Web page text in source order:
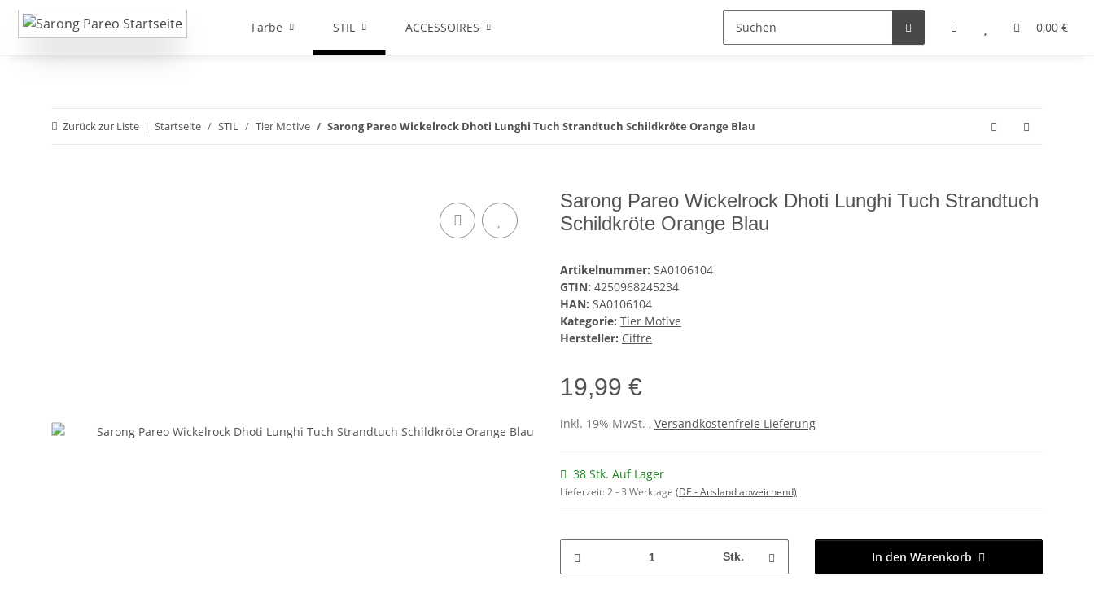
0,00 €
Farbe STIL ACCESSOIRES
Zurück zur Liste Startseite STIL Tier Motive Sarong Pareo Wickelrock Dhoti Lunghi Tuch Strandtuch Schildkröte Orange Blau
Sarong Pareo Wickelrock Dhoti Lunghi Tuch Strandtuch
Schildkröte Orange Blau
Artikelnummer: SA0106104
GTIN: 4250968245234
HAN: SA0106104
Kategorie: Tier Motive
Hersteller: Ciffre
19,99 €
inkl. 19% MwSt. , Versandkostenfreie Lieferung
38 Stk. Auf Lager
Lieferzeit:2 - 3 Werktage (DE - Ausland abweichend)
Stk. In den Warenkorb